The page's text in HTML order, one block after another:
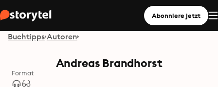
Abonniere jetzt
Buchtipps Autoren
Andreas Brandhorst
Format